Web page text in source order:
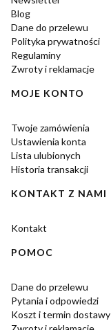
Blog
Dane do przelewu
Polityka prywatności
Regulaminy
Zwroty i reklamacje
MOJE KONTO
Twoje zamówienia
Ustawienia konta
Lista ulubionych
Historia transakcji
KONTAKT Z NAMI
Kontakt
POMOC
Dane do przelewu
Pytania i odpowiedzi
Koszt i termin dostawy